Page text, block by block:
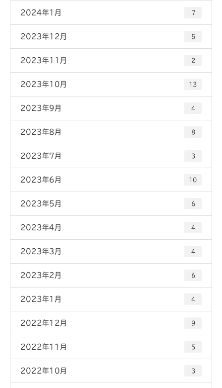
2024年1月 7
2023年12月 5
2023年11月 2
2023年10月 13
2023年9月 4
2023年8月 8
2023年7月 3
2023年6月 10
2023年5月 6
2023年4月 4
2023年3月 4
2023年2月 6
2023年1月 4
2022年12月 9
2022年11月 5
2022年10月 3